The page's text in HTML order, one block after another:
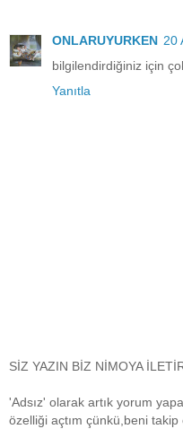
ONLARUYURKEN 20
bilgilendirdiğiniz için
Yanıtla
SİZ YAZIN BİZ NİMOYA
'Adsız' olarak artık yorum
özelliği açtım çünkü,beni